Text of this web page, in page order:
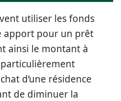
utiliser les fonds
apport pour un prêt
ainsi le montant à
d’une résidence
de diminuer la